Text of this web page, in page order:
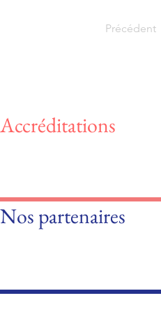
Précédent
Accréditations
Nos partenaires